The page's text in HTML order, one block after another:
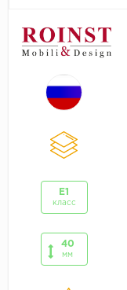
E1
класс
40
мм